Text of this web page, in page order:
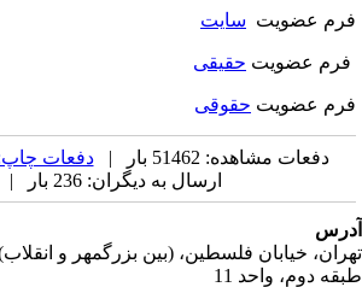
عضویتسایت
رم عضویتحقیقی
عضویتحقوقی
دفعات مشاهده: 51462 بار | دفعات چاپ: 2104 بار
ارسال به دیگران: 236 بار |
دوم، واحد 11